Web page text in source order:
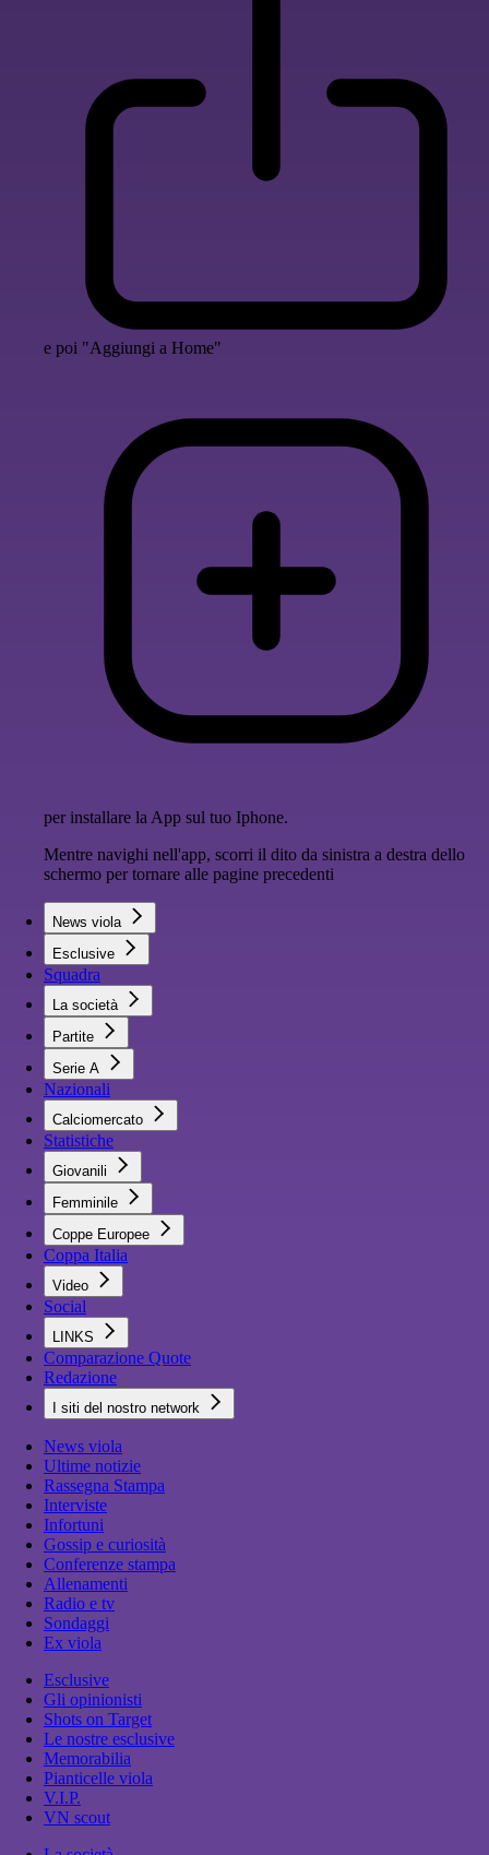
e poi "Aggiungi a Home"
per installare la App sul tuo Iphone.
Mentre navighi nell'app, scorri il dito da sinistra a destra dello
schermo per tornare alle pagine precedenti
News viola
Esclusive
Squadra
La società
Partite
Serie A
Nazionali
Calciomercato
Statistiche
Giovanili
Femminile
Coppe Europee
Coppa Italia
Video
Social
LINKS
Comparazione Quote
Redazione
I siti del nostro network
News viola
Ultime notizie
Rassegna Stampa
Interviste
Infortuni
Gossip e curiosità
Conferenze stampa
Allenamenti
Radio e tv
Sondaggi
Ex viola
Esclusive
Gli opinionisti
Shots on Target
Le nostre esclusive
Memorabilia
Pianticelle viola
V.I.P.
VN scout